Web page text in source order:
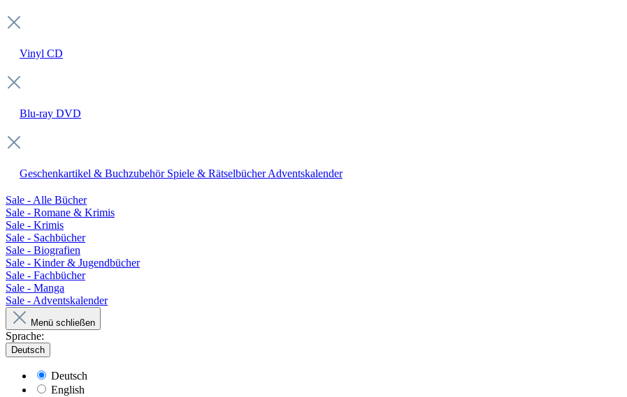
Vinyl CD
Blu-ray DVD
Geschenkartikel & Buchzubehör Spiele & RätselbücherAdventskalender
Sale - Alle Bücher
Sale - Romane & Krimis
Sale - Krimis
Sale - Sachbücher
Sale - Biografien
Sale - Kinder & Jugendbücher
Sale - Fachbücher
Sale - Manga
Sale - Adventskalender
Menü schließen
Sprache:
Deutsch
Deutsch
English